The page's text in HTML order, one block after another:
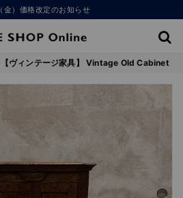
金）価格改定のお知らせ
ヴィンテージ家具】 Vintage Old Cabinet